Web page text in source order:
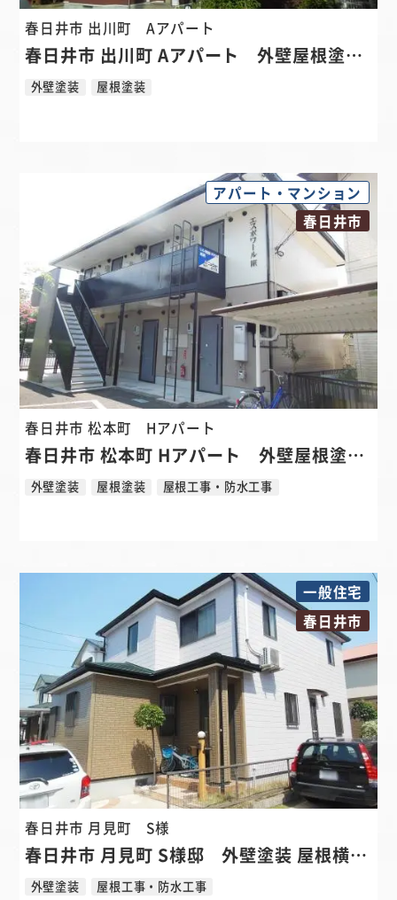
春日井市 出川町 Aアパート
春日井市 出川町 Aアパート 外壁屋根塗装リフォーム
外壁塗装 屋根塗装
アパート・マンション
春日井市
春日井市 松本町 Hアパート
春日井市 松本町 Hアパート 外壁屋根塗装 屋根降り棟板金カバーリフォーム
外壁塗装 屋根塗装 屋根工事・防水工事
一般住宅
春日井市
春日井市 月見町 S様
春日井市 月見町 S様邸 外壁塗装 屋根横暖ルーフ板金カバー ベランダ防水リフォーム
外壁塗装 屋根工事・防水工事